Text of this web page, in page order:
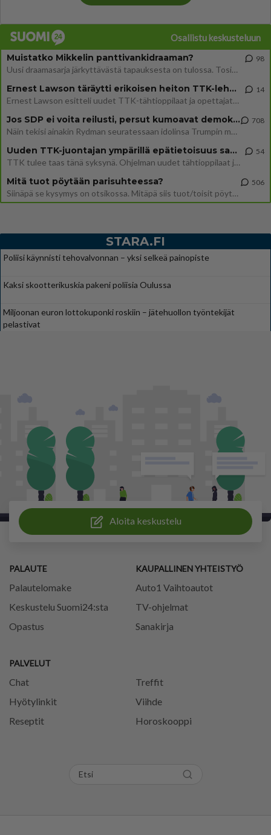
Osallistu keskusteluun
Muistatko Mikkelin panttivankidraaman?
Uusi draamasarja järkyttävästä tapauksesta on tulossa. Tositapahtumiin perustuva sarja ammentaa vuoden 1986 Mikkelin pan
98
Ernest Lawson täräytti erikoisen heiton TTK-lehdistötilaisuudessa: " Onko tässä tarkoituksena...?"
Ernest Lawson esitteli uudet TTK-tähtioppilaat ja opettajat torstaina 6.8. lehdistölle. Tulevalla kaudella on yksi hausk
14
Jos SDP ei voita reilusti, persut kumoavat demokratian Suomesta
Näin tekisi ainakin Rydman seuratessaan idolinsa Trumpin mallia https://www.is.fi/politiikka/art-2000012187244.html
708
Uuden TTK-juontajan ympärillä epätietoisuus sakenee - Nyt MTV hämmentää soppaa
TTK tulee taas tänä syksynä. Ohjelman uudet tähtioppilaat julkistetaan torstaina 6. elokuuta klo 14 alkavassa lehdistö
54
Mitä tuot pöytään parisuhteessa?
Siinäpä se kysymys on otsikossa. Mitäpä siis tuot/toisit pöytään parisuhteessa? Oletko mies vai nainen? Koetko sen mitä
506
STARA.FI
Poliisi käynnisti tehovalvonnan – yksi selkeä painopiste
Kaksi skootterikuskia pakeni poliisia Oulussa
Miljoonan euron lottokuponki roskiin – jätehuollon työntekijät
pelastivat
Aloita keskustelu
PALAUTE
Palautelomake
Keskustelu Suomi24:sta
Opastus
PALVELUT
Chat
Treffit
Hyötylinkit
Viihde
Reseptit
Horoskooppi
KAUPALLINEN YHTEISTYÖ
Auto1 Vaihtoautot
TV-ohjelmat
Sanakirja